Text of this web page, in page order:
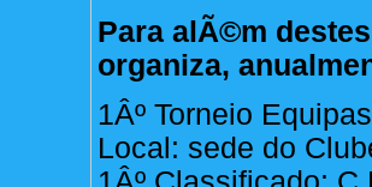
Para alÃ©m
organiza,
1Âº Torneio
Local: sede do